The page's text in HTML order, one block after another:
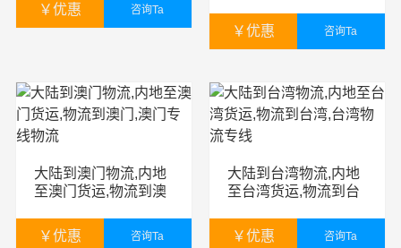
￥优惠 咨询Ta
￥优惠 咨询Ta
大陆到澳门物流,内地
至澳门货运,物流到澳
￥优惠 咨询Ta
大陆到台湾物流,内地
至台湾货运,物流到台
￥优惠 咨询Ta